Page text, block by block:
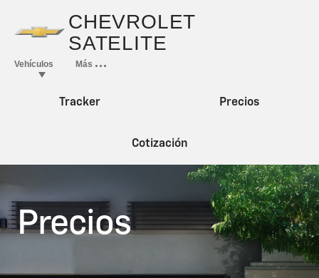
Tracker Precios
Cotización
Precios